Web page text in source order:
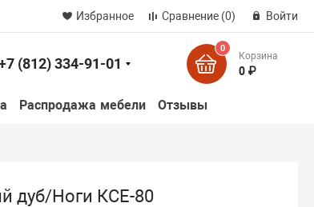
Избранное Сравнение (0) Войти
(812) 334-91-01
0
Корзина
0 ₽
Распродажа мебели Отзывы
дуб/Ноги КСЕ-80